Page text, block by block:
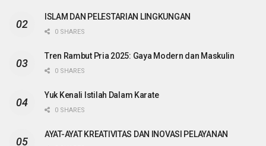
ISLAM DAN PELESTARIAN LINGKUNGAN
0 SHARES
Tren Rambut Pria 2025: Gaya Modern dan Maskulin
0 SHARES
Yuk Kenali Istilah Dalam Karate
0 SHARES
AYAT-AYAT KREATIVITAS DAN INOVASI PELAYANAN